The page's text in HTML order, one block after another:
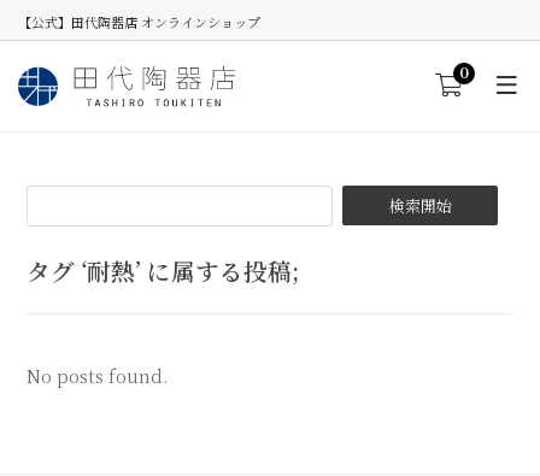
【公式】田代陶器店 オンラインショップ
0
タグ ‘耐熱’ に属する投稿;
No posts found.